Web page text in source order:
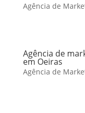
Agência de
Agência de
em Oeiras
Agência de